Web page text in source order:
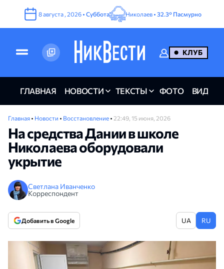
8августа , 2026 • Суббота Николаев • 32.3° Пасмурно
КЛУБ
ГЛАВНАЯ НОВОСТИ ТЕКСТЫ ФОТО ВИДЕО
Главная • Новости • Восстановление • 22:49, 15 июня, 2026
На средства Дании в школе
Николаева оборудовали
укрытие
Светлана Иванченко
Корреспондент
Добавить в Google UA RU